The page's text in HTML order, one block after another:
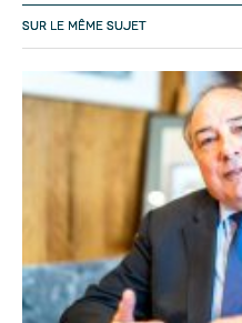
SUR LE MÊME SUJET